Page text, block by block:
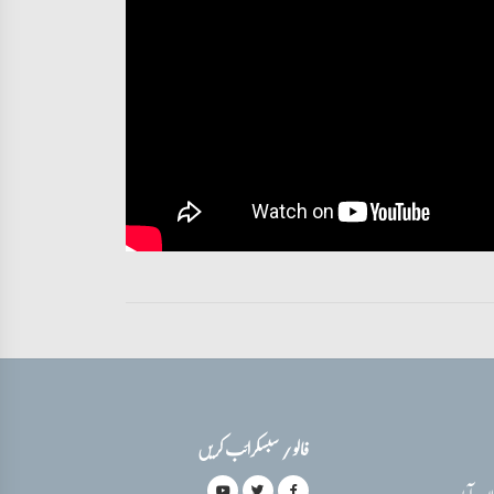
فالو / سبسکرائب کریں